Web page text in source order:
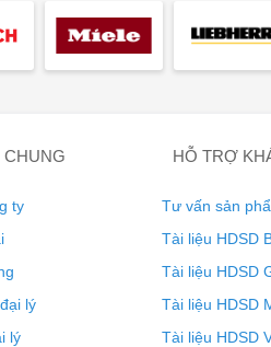
Máy nén được phát triển đặc biệt,
quản một cách tối ưu.
ty
lý
lý
HỖ TRỢ
Tư vấn sản
Tài liệu HDSD
Tài liệu HDSD
Tài liệu HDSD
Tài liệu HDSD